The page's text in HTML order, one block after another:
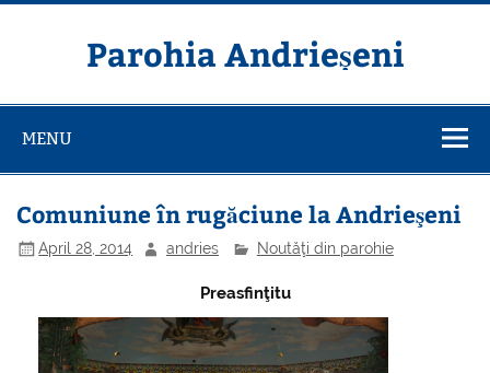
Skip
Parohia Andrieșeni
MENU
Comuniune în rugăciune la Andrieşeni
April 28, 2014 andries Noutăţi din parohie
Preasfinţitu